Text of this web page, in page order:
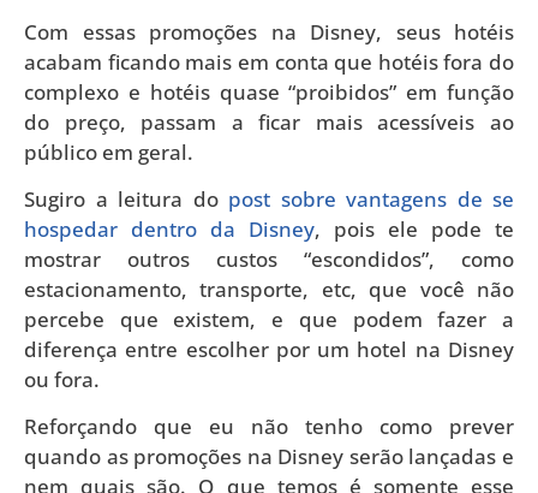
Com essas promoções na Disney, seus hotéis
acabam ficando mais em conta que hotéis fora do
complexo e hotéis quase “proibidos” em função
do preço, passam a ficar mais acessíveis ao
público em geral.
Sugiro a leitura do post sobre vantagens de se
hospedar dentro da Disney, pois ele pode te
mostrar outros custos “escondidos”, como
estacionamento, transporte, etc, que você não
percebe que existem, e que podem fazer a
diferença entre escolher por um hotel na Disney
ou fora.
Reforçando que eu não tenho como prever
quando as promoções na Disney serão lançadas e
nem quais são. O que temos é somente esse